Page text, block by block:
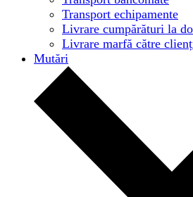
Transport echipamente
Livrare cumpărături la
Livrare marfă către
Mutări